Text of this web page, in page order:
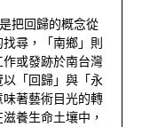
把回歸的概念從
尋，「南鄉」則
或發跡於南台灣
「回歸」與「永
著藝術目光的轉
養生命土壤中，